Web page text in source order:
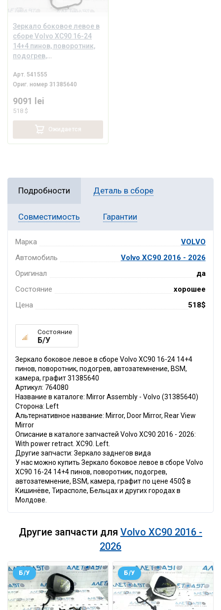
Зеркало боковое левое в
сборе Volvo XC90 16-24
14+4 пинов, поворотник,
подогрев,
камера, серое
Арт. 541555
Ориг. номер 31385640
9091 lei
518 $
Ожидается
Подробности Деталь в сборе
Совместимость Гарантии
Марка
VOLVO
Автомобиль
Volvo XC90 2016 - 2026
Оригинал
да
Состояние
хорошее
Цена
518$
Состояние
Б/У
Зеркало боковое левое в сборе Volvo XC90 16-24 14+4
пинов, поворотник, подогрев, автозатемнение, BSM,
камера, графит 31385640
Артикул: 764080
Название в каталоге: Mirror Assembly - Volvo (31385640)
Сторона: Left
Альтернативное название: Mirror, Door Mirror, Rear View
Mirror
Описание в каталоге запчастей Volvo XC90 2016 - 2026:
With power retract. XC90. Left.
Другие запчасти: Зеркало заднегов вида
У нас можно купить Зеркало боковое левое в сборе Volvo
XC90 16-24 14+4 пинов, поворотник, подогрев,
автозатемнение, BSM, камера, графит по цене 450$ в
Кишинёве, Тирасполе, Бельцах и других городах в
Молдове.
Другие запчасти для Volvo XC90 2016 -
2026
Б/У Б/У